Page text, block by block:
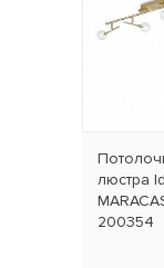
люстра
200354